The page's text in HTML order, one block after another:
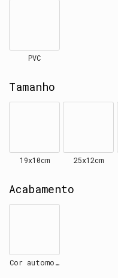
PVC
Tamanho
19x10cm 25x12cm
Acabamento
Cor automotiva customizável